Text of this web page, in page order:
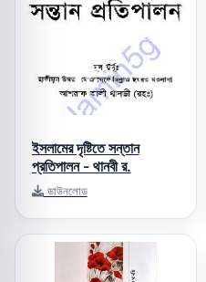
ইসলামের দৃষ্টিতে সন্তান
প্রতিপালন - থানবী র.
ডাউনলোড